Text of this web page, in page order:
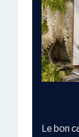
Le bon